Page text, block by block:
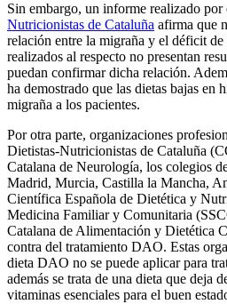
Sin embargo, un informe realizado por
Nutricionistas de Cataluña afirma que
relación entre la migraña y el déficit
realizados al respecto no presentan
puedan confirmar dicha relación.
ha demostrado que las dietas bajas en
migraña a los pacientes.
Por otra parte, organizaciones
Dietistas-Nutricionistas de Cataluña
Catalana de Neurología, los colegios
Madrid, Murcia, Castilla la Mancha,
Científica Española de Dietética y
Medicina Familiar y Comunitaria
Catalana de Alimentación y Dietética
contra del tratamiento DAO. Estas
dieta DAO no se puede aplicar para
además se trata de una dieta que deja
vitaminas esenciales para el buen